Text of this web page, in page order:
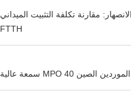
مقارنة تكلفة التثبيت الميداني
FTTH